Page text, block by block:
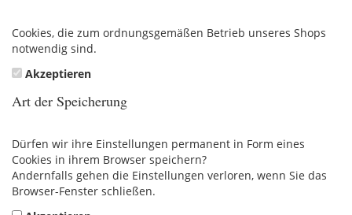
Cookies, die zum ordnungsgemäßen Betrieb unseres Shops
notwendig sind.
Akzeptieren
Art der Speicherung
Dürfen wir ihre Einstellungen permanent in Form eines
Cookies in ihrem Browser speichern?
Andernfalls gehen die Einstellungen verloren, wenn Sie das
Browser-Fenster schließen.